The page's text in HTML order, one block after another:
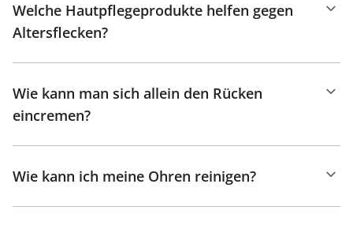
Welche Hautpflegeprodukte helfen gegen
Altersflecken?
Wie kann man sich allein den Rücken
eincremen?
Wie kann ich meine Ohren reinigen?